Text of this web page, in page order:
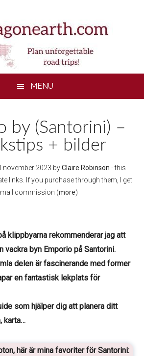
MENU
by (Santorini) –
+ bilder
november 2023 byClaire Robinson - this
links. If you purchase through them, I get
commission (more)
klippbyarna rekommenderar jag att
vackra byn Emporio på Santorini.
delen är fascinerande med former
en fantastisk lekplats för
som hjälper dig att planera ditt
karta…
här är mina favoriter för Santorini: